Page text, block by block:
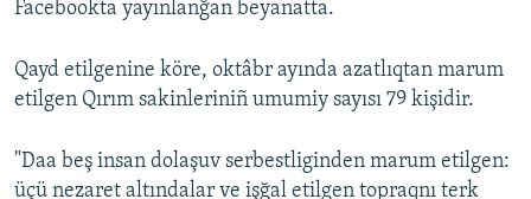
Facebookta yayınlanğan beyanatta.
Qayd etilgenine köre, oktâbr ayında azatlıqtan marum
etilgen Qırım sakinleriniñ umumiy sayısı 79 kişidir.
"Daa beş insan dolaşuv serbestliginden marum etilgen:
üçü nezaret altındalar ve işğal etilgen topraqnı terk